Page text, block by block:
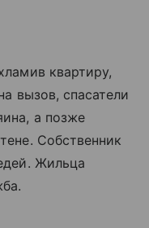
квартиру,
вызов, спасатели
а позже
Собственник
Жильца